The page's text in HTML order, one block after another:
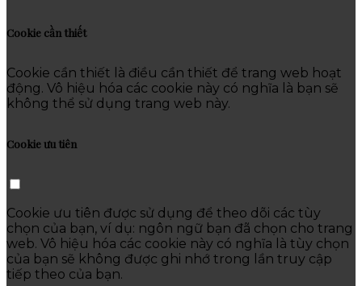
Cookie cần thiết
Cookie cần thiết là điều cần thiết để trang web hoạt
động. Vô hiệu hóa các cookie này có nghĩa là bạn sẽ
không thể sử dụng trang web này.
Cookie ưu tiên
Cookie ưu tiên được sử dụng để theo dõi các tùy
chọn của bạn, ví dụ: ngôn ngữ bạn đã chọn cho trang
web. Vô hiệu hóa các cookie này có nghĩa là tùy chọn
của bạn sẽ không được ghi nhớ trong lần truy cập
tiếp theo của bạn.